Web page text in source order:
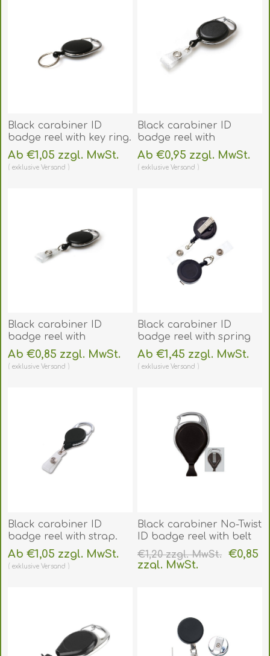
Black carabiner ID
badge reel with key ring.
60270194
(DE,SE,NO,FI,RO,PL)
Ab €1,05 zzgl. MwSt.
exklusiveVersand
Black carabiner ID
badge reel with
reinforced strap clip
and with Recess(for
sticker use). 60270238
Ab €0,95 zzgl. MwSt.
exklusiveVersand
Black carabiner ID
badge reel with
reinforced strap.
60270173
(DE,SE,NO,FI,RO,PL)
Ab €0,85 zzgl. MwSt.
exklusiveVersand
Black carabiner ID
badge reel with spring
belt clip
rotatable/swivel(360°)
and strap. 60270191
Ab €1,45 zzgl. MwSt.
exklusiveVersand
Black carabiner ID
badge reel with strap.
60270170
(DE,SE,NO,FI,RO,PL)
Ab €1,05 zzgl. MwSt.
exklusiveVersand
Black carabiner No-Twist
ID badge reel with belt
clip and card clip.
60270142
(DE,SE,NO,FI,RO,PL)
€1,20 zzgl. MwSt.
€0,85
zzgl. MwSt.